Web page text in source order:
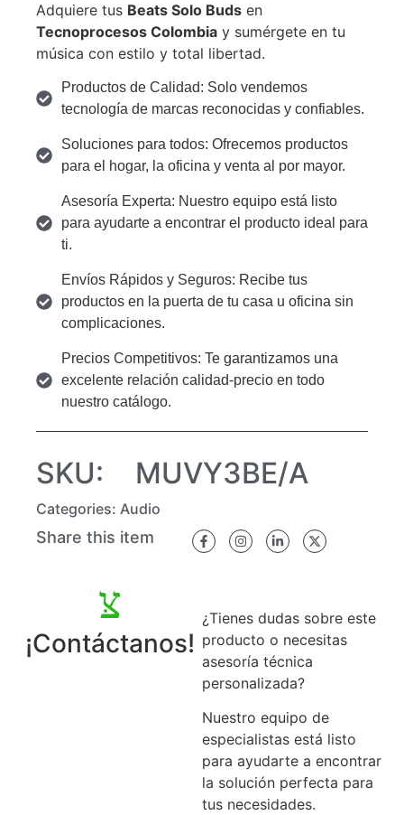
¡Contáctanos!
¿Tienes dudas sobre este
producto o necesitas
asesoría técnica
personalizada?
Nuestro equipo de
especialistas está listo
para ayudarte a encontrar
la solución perfecta para
tus necesidades.
Adquiere tus Beats Solo Buds en
Tecnoprocesos Colombia y sumérgete en tu
música con estilo y total libertad.
Productos de Calidad: Solo vendemos
tecnología de marcas reconocidas y confiables.
Soluciones para todos: Ofrecemos productos
para el hogar, la oficina y venta al por mayor.
Asesoría Experta: Nuestro equipo está listo
para ayudarte a encontrar el producto ideal para
ti.
Envíos Rápidos y Seguros: Recibe tus
productos en la puerta de tu casa u oficina sin
complicaciones.
Precios Competitivos: Te garantizamos una
excelente relación calidad-precio en todo
nuestro catálogo.
SKU: MUVY3BE/A
Categories: Audio
Share this item